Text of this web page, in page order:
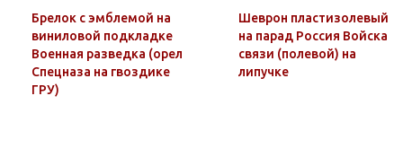
Брелок с эмблемой на
виниловой подкладке
Военная разведка (орел
Спецназа на гвоздике
ГРУ)
Шеврон пластизолевый
на парад Россия Войска
связи (полевой) на
липучке